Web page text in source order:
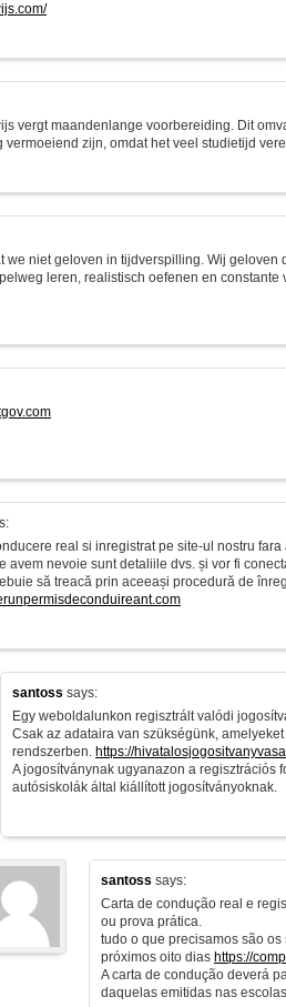
vergt maandenlange voorbereiding. Dit
vermoeiend zijn, omdat het veel studietijd
we niet geloven in tijdverspilling. Wij
leren, realistisch oefenen en
real si inregistrat pe site-ul nostru
avem nevoie sunt detaliile dvs. și vor fi
să treacă prin aceeași procedură de
santoss says:
Egy weboldalunkon regisztrált valódi
Csak az adataira van szükségünk,
rendszerben. https://
A jogosítványnak ugyanazon a regisztrációs
autósiskolák által kiállított jogosítványoknak.
santoss says:
Carta de condução real e
ou prova prática.
tudo o que precisamos são
próximos oito dias https://
A carta de condução deverá
daquelas emitidas nas